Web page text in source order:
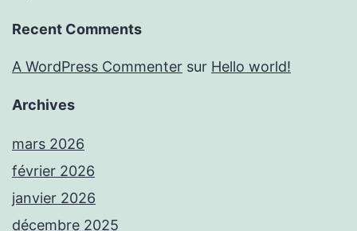
Recent Comments
A WordPress Commenter sur Hello world!
Archives
mars 2026
février 2026
janvier 2026
décembre 2025